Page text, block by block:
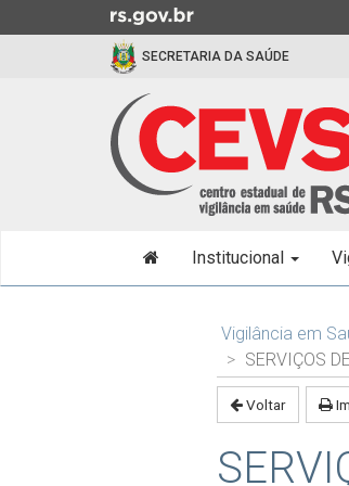
para
SECRETARIA DA SAÚDE
do
Institucional
Vigilância em
SERVIÇOS
Voltar